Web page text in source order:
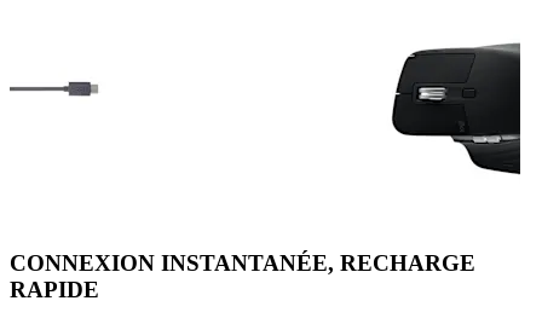
CONNEXION INSTANTANÉE, RECHARGE
RAPIDE